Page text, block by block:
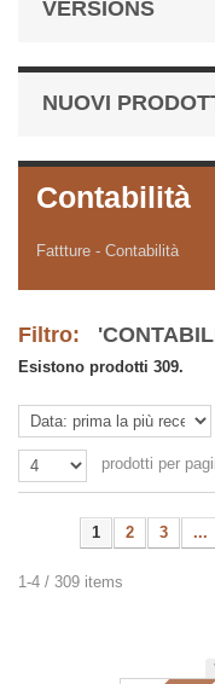
VERSIONS
NUOVI
Contabilità
Fattture - Contabilità
Filtro:
Esistono prodotti 309.
prodotti per
1 2 3 ...
1-4 / 309 items